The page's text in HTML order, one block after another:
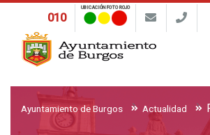
010
UBICACIÓN FOTO ROJO
Ayuntamiento de Burgos Actualidad